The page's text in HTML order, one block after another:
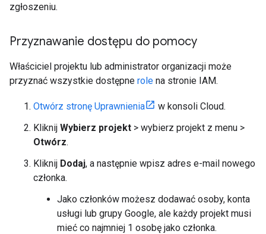
zgłoszeniu.
Przyznawanie dostępu do pomocy
Właściciel projektu lub administrator organizacji może
przyznać wszystkie dostępne role na stronie IAM.
Otwórz stronę Uprawnienia
w konsoli Cloud.
Kliknij Wybierz projekt > wybierz projekt z menu >
Otwórz.
Kliknij Dodaj, a następnie wpisz adres e-mail nowego
członka.
Jako członków możesz dodawać osoby, konta
usługi lub grupy Google, ale każdy projekt musi
mieć co najmniej 1 osobę jako członka.